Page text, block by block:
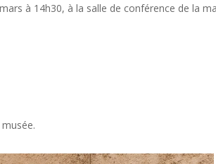
à 14h30, à la salle de conférence de la